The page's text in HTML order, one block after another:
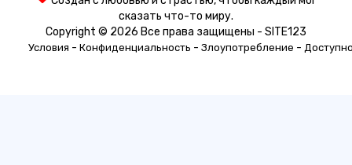
сказать что-то миру.
Copyright © 2026 Все права защищены - SITE123
Условия - Конфиденциальность - Злоупотребление -